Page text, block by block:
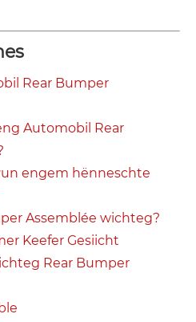
Rear Bumper
Automobil Rear
engem hënneschte
Assemblée wichteg?
Keefer Gesiicht
Rear Bumper